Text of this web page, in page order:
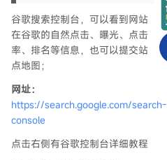
谷歌搜索控制台，可以看到网站
在谷歌的自然点击、曝光、点击
率、排名等信息，也可以提交站
点地图；
网址：
https://search.google.com/search-
console
点击右侧有谷歌控制台详细教程